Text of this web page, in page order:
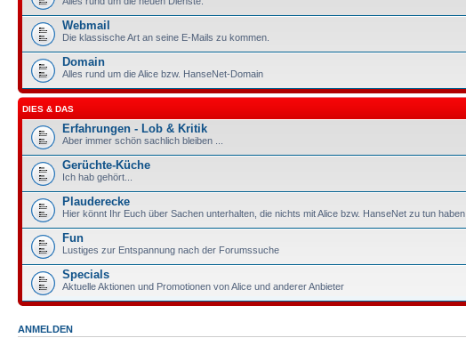
Webmail
Die klassische Art an seine E-Mails zu kommen.
Domain
Alles rund um die Alice bzw. HanseNet-Domain
DIES & DAS
Erfahrungen - Lob & Kritik
Aber immer schön sachlich bleiben ...
Gerüchte-Küche
Ich hab gehört...
Plauderecke
Hier könnt Ihr Euch über Sachen unterhalten, die nichts mit Alice bzw. HanseNet zu tun haben.
Fun
Lustiges zur Entspannung nach der Forumssuche
Specials
Aktuelle Aktionen und Promotionen von Alice und anderer Anbieter
ANMELDEN